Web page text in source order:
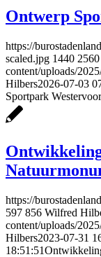
Ontwerp
https://
scaled.jpg 1440 2560
content/uploads/
Hilbers2026-07-03
Sportpark
https://
597 856 Wilfred
content/uploads/
Hilbers2023-07-31
18:51:51